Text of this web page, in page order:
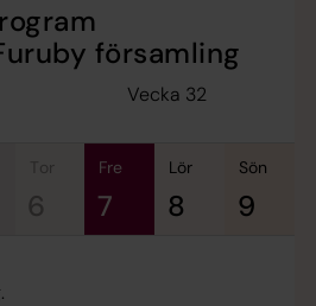
församling
Vecka 32
tor
6
fre
7
lör
8
sön
9